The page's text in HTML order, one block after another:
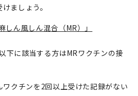
ましょう。
しん風しん混合（MR）」
下に該当する方はMRワクチンの接
クチンを2回以上受けた記録がない